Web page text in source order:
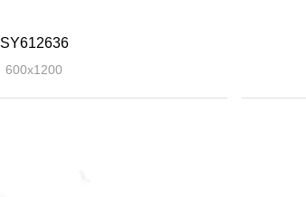
SY612636
600x1200